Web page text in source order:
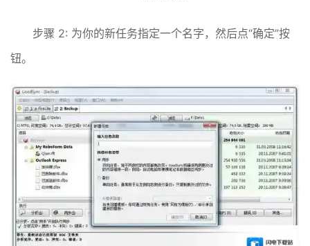
步骤 2: 为你的新任务指定一个名字，然后点“确定”按
钮。